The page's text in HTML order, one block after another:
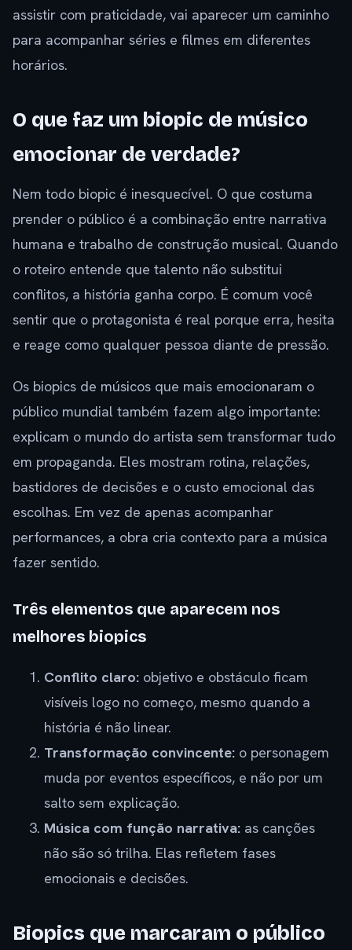
assistir com praticidade, vai aparecer um caminho
para acompanhar séries e filmes em diferentes
horários.
O que faz um biopic de músico
emocionar de verdade?
Nem todo biopic é inesquecível. O que costuma
prender o público é a combinação entre narrativa
humana e trabalho de construção musical. Quando
o roteiro entende que talento não substitui
conflitos, a história ganha corpo. É comum você
sentir que o protagonista é real porque erra, hesita
e reage como qualquer pessoa diante de pressão.
Os biopics de músicos que mais emocionaram o
público mundial também fazem algo importante:
explicam o mundo do artista sem transformar tudo
em propaganda. Eles mostram rotina, relações,
bastidores de decisões e o custo emocional das
escolhas. Em vez de apenas acompanhar
performances, a obra cria contexto para a música
fazer sentido.
Três elementos que aparecem nos
melhores biopics
Conflito claro: objetivo e obstáculo ficam
visíveis logo no começo, mesmo quando a
história é não linear.
Transformação convincente: o personagem
muda por eventos específicos, e não por um
salto sem explicação.
Música com função narrativa: as canções
não são só trilha. Elas refletem fases
emocionais e decisões.
Biopics que marcaram o público